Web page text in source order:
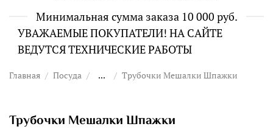
Минимальная сумма заказа 10 000 руб.
УВАЖАЕМЫЕ ПОКУПАТЕЛИ! НА САЙТЕ
ВЕДУТСЯ ТЕХНИЧЕСКИЕ РАБОТЫ
Главная Посуда ... Трубочки Мешалки Шпажки
Трубочки Мешалки Шпажки